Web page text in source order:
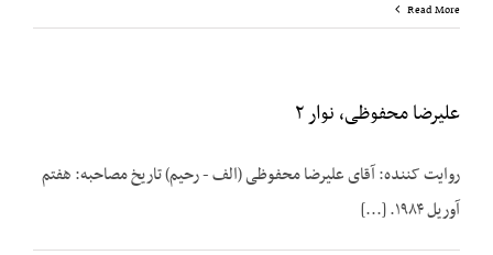
Read More
علیرضا محفوظی، نوار ۲
روایت کننده: آقای علیرضا محفوظی (الف - رحیم) تاریخ مصاحبه: هفتم
آوریل ۱۹۸۴. [...]